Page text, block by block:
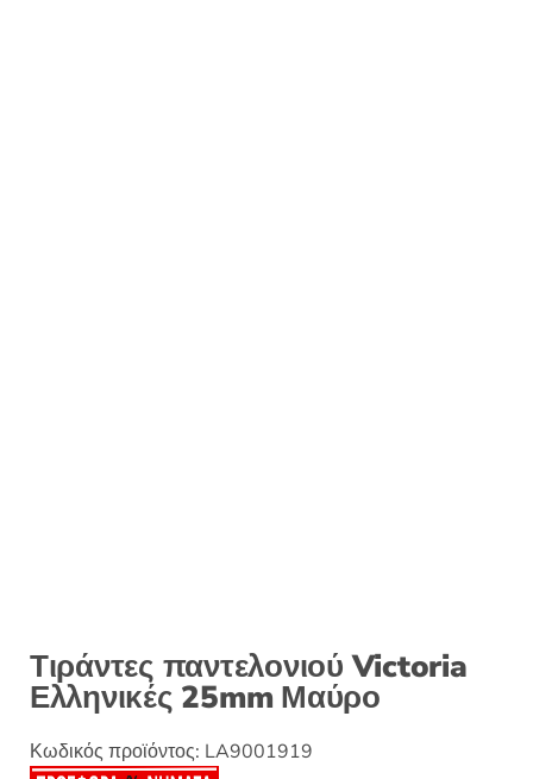
Τιράντες παντελονιού Victoria
Ελληνικές 25mm Μαύρο
Κωδικός προϊόντος: LA9001919